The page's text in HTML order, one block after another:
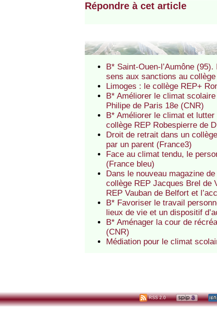
Répondre à cet article
B* Saint-Ouen-l’Aumône
sens aux sanctions au
Limoges : le collège REP+
B* Améliorer le climat
Philipe de Paris 18e (CNR)
B* Améliorer le climat et
collège REP Robespierre de
Droit de retrait dans un
par un parent (France3)
Face au climat tendu, le
(France bleu)
Dans le nouveau magazine
collège REP Jacques Brel de
REP Vauban de Belfort et
B* Favoriser le travail
lieux de vie et un dispositif
B* Aménager la cour de
(CNR)
Médiation pour le climat
RSS 2.0